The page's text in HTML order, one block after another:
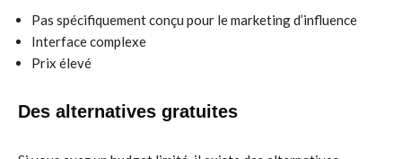
Pas spécifiquement conçu pour le marketing d’influence
Interface complexe
Prix élevé
Des alternatives gratuites